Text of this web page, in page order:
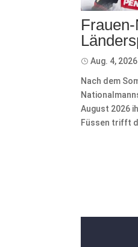
Aug. 4, 2026
Nach dem
August 2026
Füssen trifft